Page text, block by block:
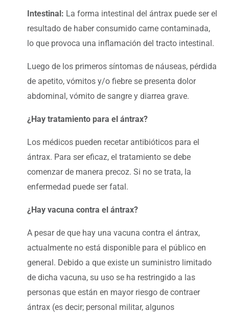
Intestinal: La forma intestinal del ántrax puede ser el
resultado de haber consumido carne contaminada,
lo que provoca una inflamación del tracto intestinal.
Luego de los primeros síntomas de náuseas, pérdida
de apetito, vómitos y/o fiebre se presenta dolor
abdominal, vómito de sangre y diarrea grave.
¿Hay tratamiento para el ántrax?
Los médicos pueden recetar antibióticos para el
ántrax. Para ser eficaz, el tratamiento se debe
comenzar de manera precoz. Si no se trata, la
enfermedad puede ser fatal.
¿Hay vacuna contra el ántrax?
A pesar de que hay una vacuna contra el ántrax,
actualmente no está disponible para el público en
general. Debido a que existe un suministro limitado
de dicha vacuna, su uso se ha restringido a las
personas que están en mayor riesgo de contraer
ántrax (es decir; personal militar, algunos